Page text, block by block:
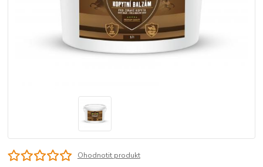
Ohodnotit produkt